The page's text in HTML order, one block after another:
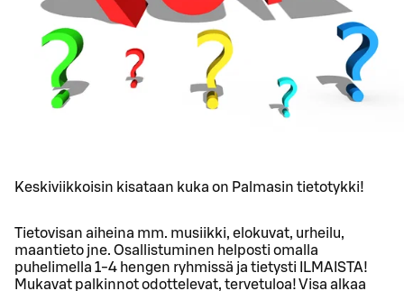
Keskiviikkoisin kisataan kuka on Palmasin tietotykki!
Tietovisan aiheina mm. musiikki, elokuvat, urheilu,
maantieto jne. Osallistuminen helposti omalla
puhelimella 1-4 hengen ryhmissä ja tietysti ILMAISTA!
Mukavat palkinnot odottelevat, tervetuloa! Visa alkaa